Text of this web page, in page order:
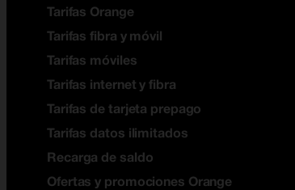
Tarifas Orange
Tarifas fibra y móvil
Tarifas móviles
Tarifas internet y fibra
Tarifas de tarjeta prepago
Tarifas datos ilimitados
Recarga de saldo
Ofertas y promociones Orange